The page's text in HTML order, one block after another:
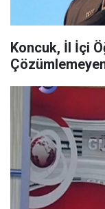
Koncuk, İl İçi